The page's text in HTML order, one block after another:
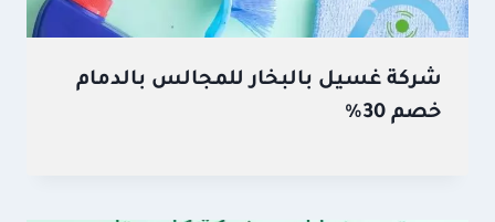
شركة غسيل بالبخار للمجالس بالدمام
خصم 30%